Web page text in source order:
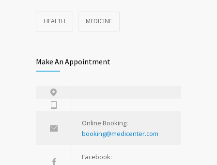
HEALTH MEDICINE
Make An Appointment
Online Booking:
booking@medicenter.com
Facebook: